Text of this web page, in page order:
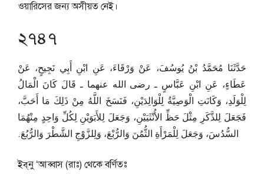
ওয়ারিসের জন্য অসীয়ত নেই।
২৭৪৭
حَدَّثَنَا مُحَمَّدُ بْنُ يُوسُفَ، عَنْ وَرْقَاءَ، عَنِ ابْنِ أَبِي نَجِيحٍ، عَنْ
عَطَاءٍ، عَنِ ابْنِ عَبَّاسٍ ـ رضى الله عنهما ـ قَالَ كَانَ الْمَالُ
لِلْوَلَدِ، وَكَانَتِ الْوَصِيَّةُ لِلْوَالِدَيْنِ، فَنَسَخَ اللَّهُ مِنْ ذَلِكَ مَا أَحَبَّ،
فَجَعَلَ لِلذَّكَرِ مِثْلَ حَظِّ الأُنْثَيَيْنِ، وَجَعَلَ لِلأَبَوَيْنِ لِكُلِّ وَاحِدٍ مِنْهُمَا
السُّدُسَ، وَجَعَلَ لِلْمَرْأَةِ الثُّمُنَ وَالرُّبْعَ، وَلِلزَّوْجِ الشَّطْرَ وَالرُّبُعَ‏.‏
ইব্‌নু ‘আব্বাস (রাঃ) থেকে বর্ণিতঃ